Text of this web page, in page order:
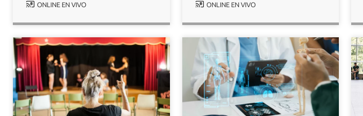
ONLINE EN VIVO
ONLINE EN VIVO